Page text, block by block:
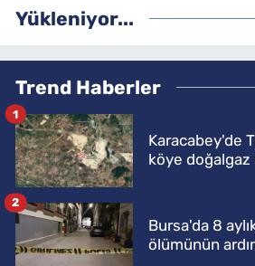
Yükleniyor...
Trend Haberler
Karacabey'de
köye doğalgaz
1
Bursa'da 8
ölümünün
2